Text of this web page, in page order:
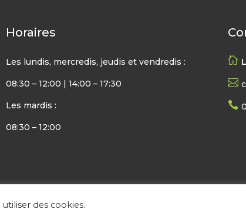
Horaires
Les lundis, mercredis, jeudis et vendredis :
08:30 – 12:00 | 14:00 – 17:30
Les mardis :
08:30 – 12:00



des cookies.